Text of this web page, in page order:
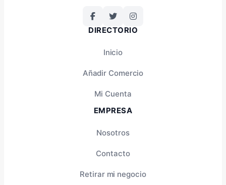
DIRECTORIO
Inicio
Añadir Comercio
Mi Cuenta
EMPRESA
Nosotros
Contacto
Retirar mi negocio